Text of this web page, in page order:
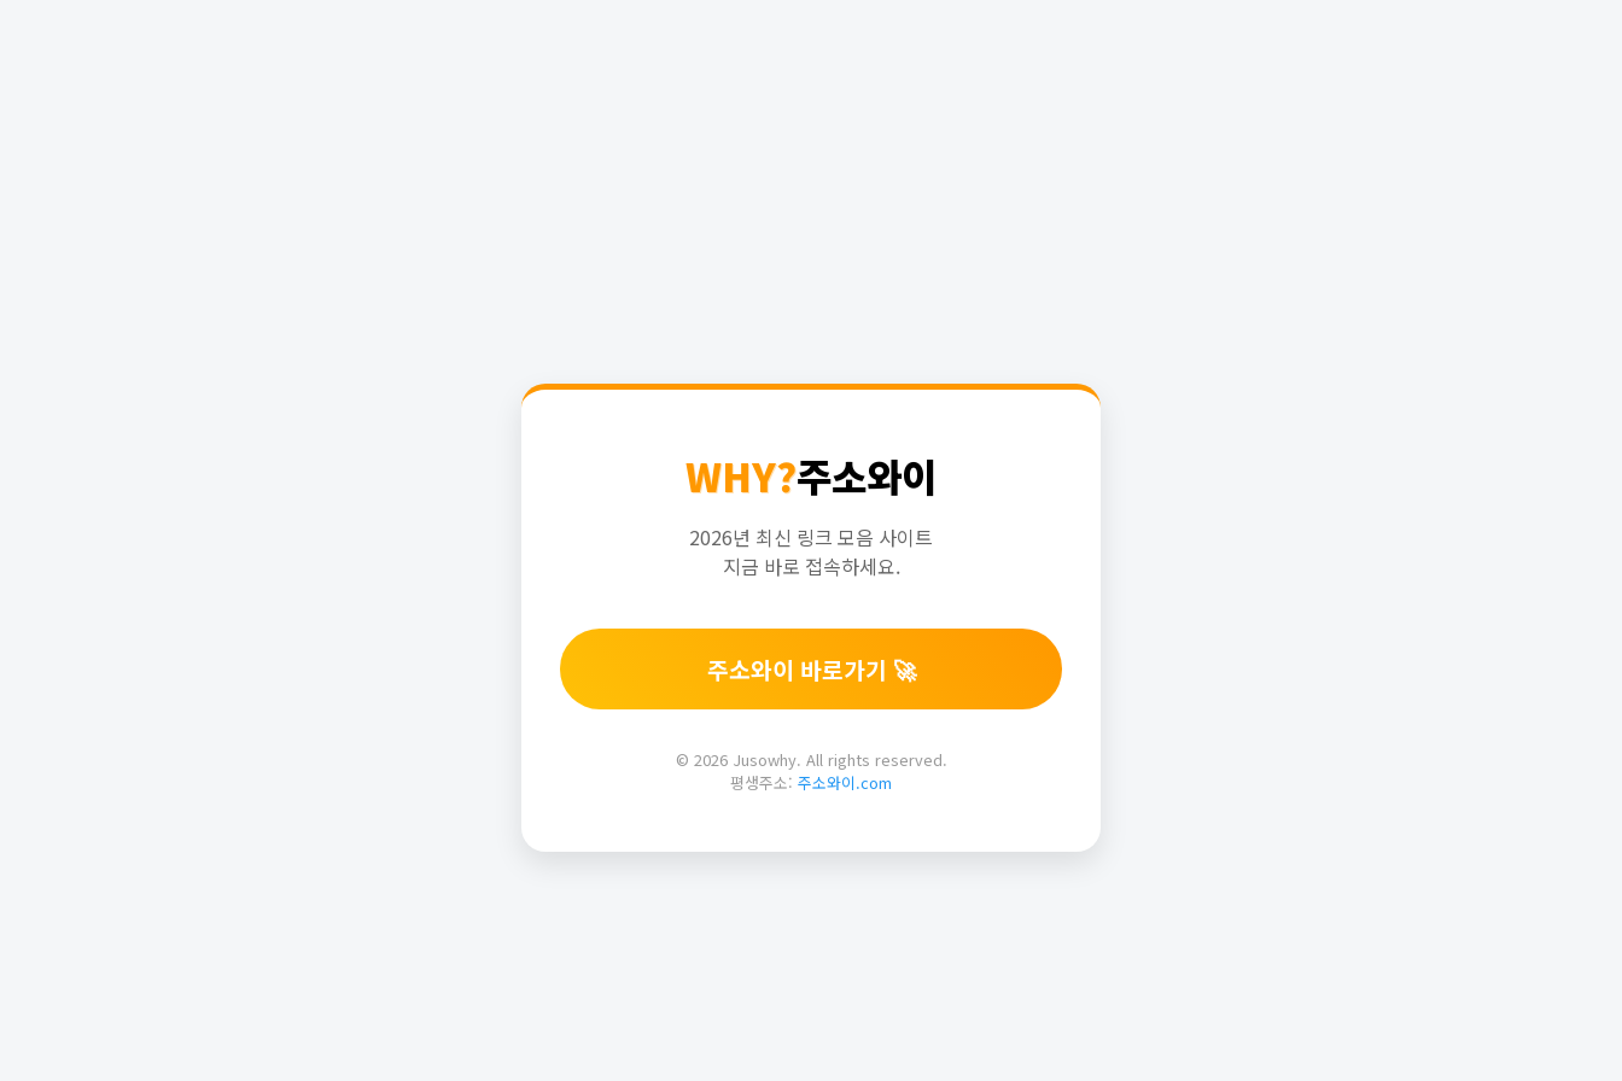
WHY?주소와이
2026년 최신 링크 모음 사이트
지금 바로 접속하세요.
주소와이 바로가기 🚀
© 2026 Jusowhy. All rights reserved.
평생주소: 주소와이.com